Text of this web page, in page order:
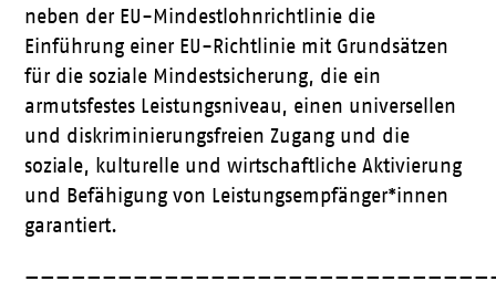
neben der EU-Mindestlohnrichtlinie die
Einführung einer EU-Richtlinie mit Grundsätzen
für die soziale Mindestsicherung, die ein
armutsfestes Leistungsniveau, einen universellen
und diskriminierungsfreien Zugang und die
soziale, kulturelle und wirtschaftliche Aktivierung
und Befähigung von Leistungsempfänger*innen
garantiert.